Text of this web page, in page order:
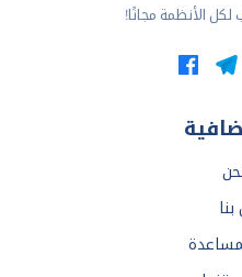
لكل الأنظمة مجانًا!